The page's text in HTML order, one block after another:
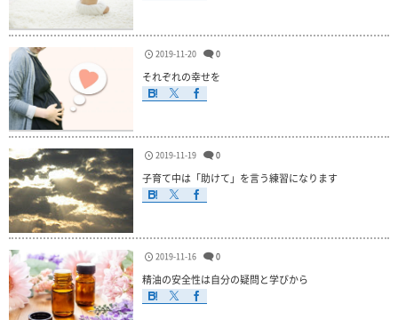
2019-11-20 0
それぞれの幸せを
2019-11-19 0
子育て中は「助けて」を言う練習になります
2019-11-16 0
精油の安全性は自分の疑問と学びから